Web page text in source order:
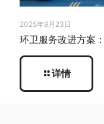
2025年9月23日
环卫服务改进方案
详情